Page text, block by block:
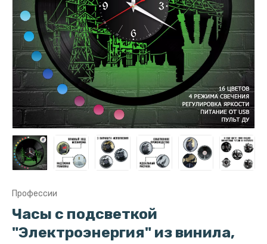
Профессии
Часы с подсветкой
"Электроэнергия" из винила,